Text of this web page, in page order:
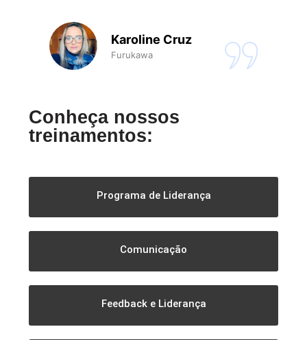
Karoline Cruz
Furukawa
Conheça nossos
treinamentos:
Programa de Liderança
Comunicação
Feedback e Liderança